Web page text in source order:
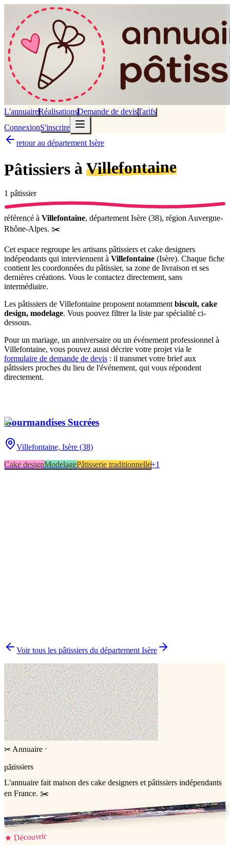
L'annuaireRéalisationsDemande de devisTarifs
ConnexionS'inscrire
retour au département Isère
Pâtissiers àVillefontaine
1 pâtissier
référencé à Villefontaine, département Isère (38), région Auvergne-
Rhône-Alpes. ✂️
Cet espace regroupe les artisans pâtissiers et cake designers
indépendants qui interviennent à Villefontaine (Isère). Chaque fiche
contient les coordonnées du pâtissier, sa zone de livraison et ses
dernières créations. Vous le contactez directement, sans
intermédiaire.
Les pâtissiers de Villefontaine proposent notamment biscuit, cake
design, modelage. Vous pouvez filtrer la liste par spécialité ci-
dessous.
Pour un mariage, un anniversaire ou un événement professionnel à
Villefontaine, vous pouvez aussi décrire votre projet via le
formulaire de demande de devis : il transmet votre brief aux
pâtissiers proches du lieu de l'événement, qui vous répondent
directement.
Gourmandises Sucrées
Villefontaine, Isère (38)
Cake designModelagePâtisserie traditionnelle+1
Comment comparer plusieurs pâtissiers en une fois ?
Voir tous les pâtissiers du département Isère
✂ Annuaire ·
pâtissiers
L'annuaire fait maison des cake designers et pâtissiers indépendants
en France. ✂️
Jessica & Jérémy ♡
★ Découvrir